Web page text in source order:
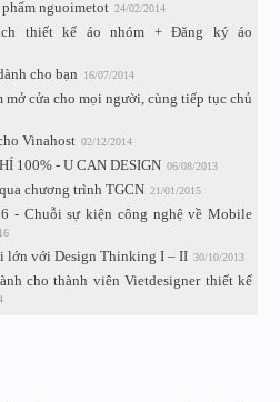
nguoimetot 24/02/2014
thiết kế áo nhóm + Đăng ký áo
cho bạn 16/07/2014
cửa cho mọi người, cùng tiếp tục chủ
Vinahost 02/12/2014
100% - U CAN DESIGN 06/08/2013
chương trình TGCN 21/01/2015
- Chuỗi sự kiện công nghệ về Mobile
lớn với Design Thinking I – II 30/10/2013
cho thành viên Vietdesigner thiết kế